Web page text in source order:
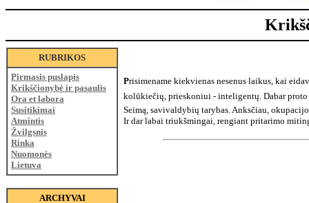
RUBRIKOS
Pirmasis puslapis
Krikščionybė ir pasaulis
Ora et labora
Susitikimai
Atmintis
Žvilgsnis
Rinka
Nuomonės
Lietuva
ARCHYVAI
Prisimename kiekvienas nesenus laikus, kai
kolūkiečių, prieskoniui - inteligentų. Dabar
Seimą, savivaldybių tarybas. Anksčiau,
Ir dar labai triukšmingai, rengiant pritarimo